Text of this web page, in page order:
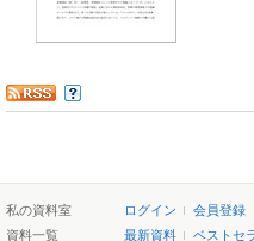
私の資料室 ログイン
会員登録
資料一覧
最新資料 ベストセ